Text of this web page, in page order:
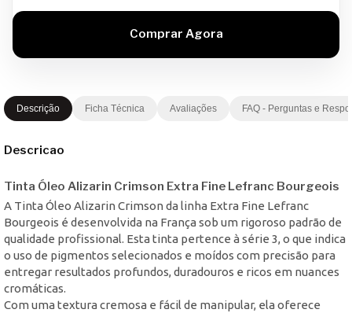
Descrição Ficha Técnica Avaliações FAQ - Perguntas e
Descricao
Tinta Óleo Alizarin Crimson Extra Fine Lefranc Bourgeois
A Tinta Óleo Alizarin Crimson da linha Extra Fine Lefranc
Bourgeois é desenvolvida na França sob um rigoroso padrão de
qualidade profissional. Esta tinta pertence à série 3, o que indica
o uso de pigmentos selecionados e moídos com precisão para
entregar resultados profundos, duradouros e ricos em nuances
cromáticas.
Com uma textura cremosa e fácil de manipular, ela oferece